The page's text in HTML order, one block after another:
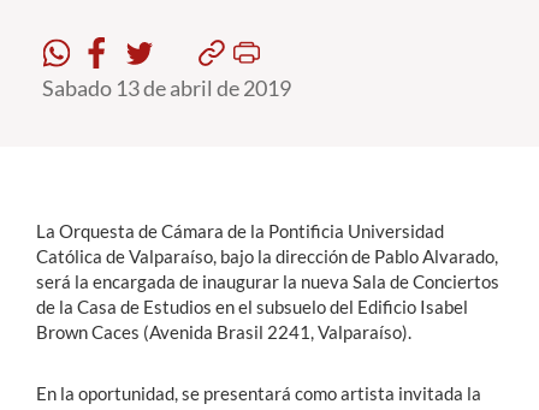
Formación Continua
Alumni
Sabado 13 de abril de 2019
La Orquesta de Cámara de la Pontificia Universidad
Católica de Valparaíso, bajo la dirección de Pablo Alvarado,
será la encargada de inaugurar la nueva Sala de Conciertos
de la Casa de Estudios en el subsuelo del Edificio Isabel
Brown Caces (Avenida Brasil 2241, Valparaíso).
En la oportunidad, se presentará como artista invitada la